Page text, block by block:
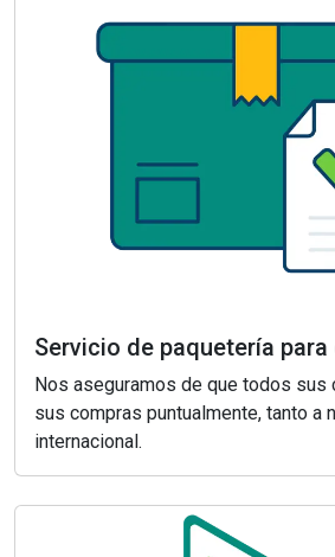
Servicio de paquetería
Nos aseguramos de que todos sus
sus compras puntualmente, tanto a
internacional.